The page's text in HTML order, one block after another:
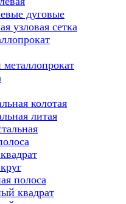
дуговые
узловая сетка
колотая
литая
полоса
квадрат